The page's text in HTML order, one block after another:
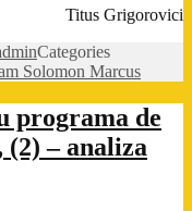
Titus Grigorovici
Categories
Solomon Marcus
programa de
– analiza